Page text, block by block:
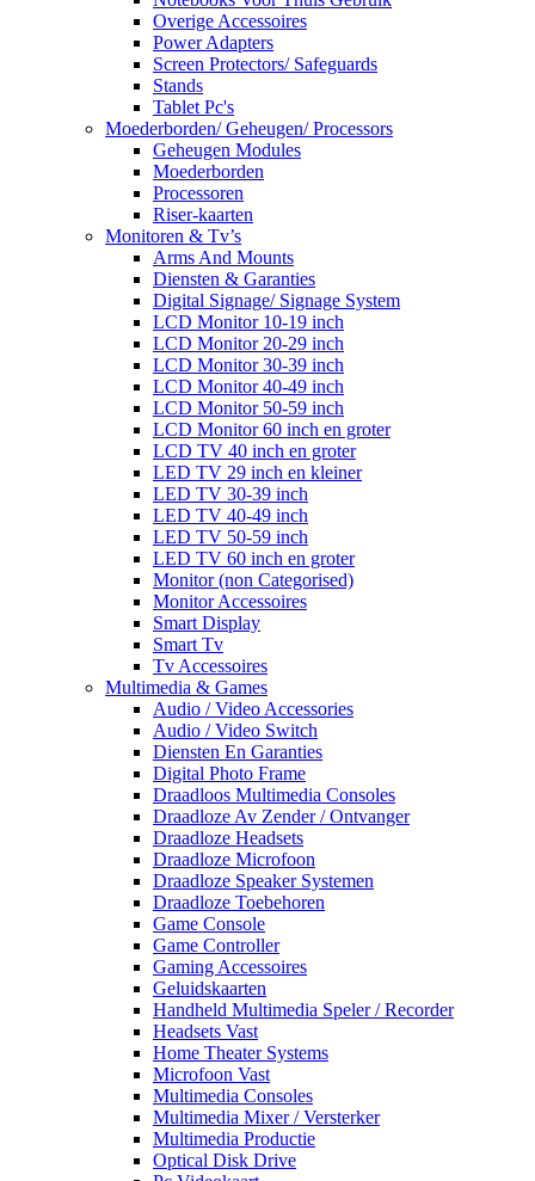
Overige Accessoires
Power Adapters
Screen Protectors/ Safeguards
Stands
Tablet Pc's
Moederborden/ Geheugen/ Processors
Geheugen Modules
Moederborden
Processoren
Riser-kaarten
Monitoren & Tv’s
Arms And Mounts
Diensten & Garanties
Digital Signage/ Signage System
LCD Monitor 10-19 inch
LCD Monitor 20-29 inch
LCD Monitor 30-39 inch
LCD Monitor 40-49 inch
LCD Monitor 50-59 inch
LCD Monitor 60 inch en groter
LCD TV 40 inch en groter
LED TV 29 inch en kleiner
LED TV 30-39 inch
LED TV 40-49 inch
LED TV 50-59 inch
LED TV 60 inch en groter
Monitor (non Categorised)
Monitor Accessoires
Smart Display
Smart Tv
Tv Accessoires
Multimedia & Games
Audio / Video Accessories
Audio / Video Switch
Diensten En Garanties
Digital Photo Frame
Draadloos Multimedia Consoles
Draadloze Av Zender / Ontvanger
Draadloze Headsets
Draadloze Microfoon
Draadloze Speaker Systemen
Draadloze Toebehoren
Game Console
Game Controller
Gaming Accessoires
Geluidskaarten
Handheld Multimedia Speler / Recorder
Headsets Vast
Home Theater Systems
Microfoon Vast
Multimedia Consoles
Multimedia Mixer / Versterker
Multimedia Productie
Optical Disk Drive